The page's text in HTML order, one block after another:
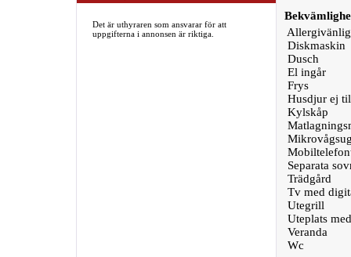
Det är uthyraren som ansvarar för att
uppgifterna i annonsen är riktiga.
Diskmaskin
Dusch
El ingår
Frys
Husdjur ej
Kylskåp
Separata
Trädgård
Tv med
Utegrill
Uteplats
Veranda
Wc